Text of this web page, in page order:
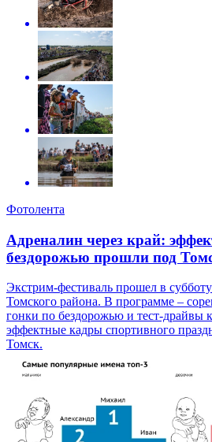
Фотолента
Адреналин через край:
бездорожью прошли под
Экстрим-фестиваль прошел в
Томского района. В программе –
гонки по бездорожью и тест-драйвы
эффектные кадры спортивного
Томск.